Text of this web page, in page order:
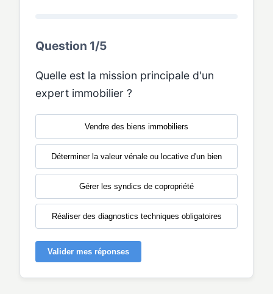
Question 1/5
Quelle est la mission principale d'un
expert immobilier ?
Vendre des biens immobiliers
Déterminer la valeur vénale ou locative d'un bien
Gérer les syndics de copropriété
Réaliser des diagnostics techniques obligatoires
Valider mes réponses